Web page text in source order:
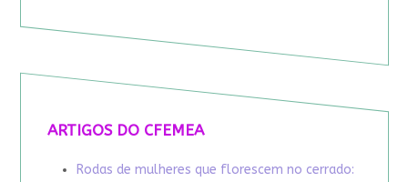
ARTIGOS DO CFEMEA
Rodas de mulheres que florescem no cerrado: